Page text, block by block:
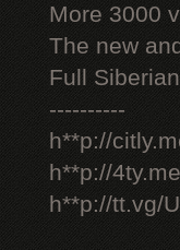
More 3000
The new
Full
----------
h**p://
h**p://
h**p://tt.vg/